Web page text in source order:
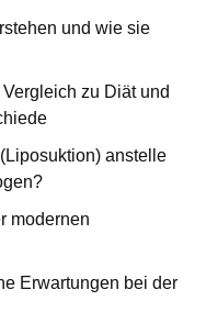
und wie sie
zu Diät und
anstelle
modernen
Erwartungen bei der